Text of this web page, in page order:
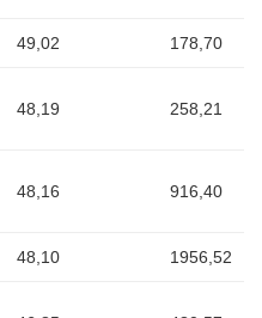
49,02 178,70
48,19 258,21
48,16 916,40
48,10 1956,52